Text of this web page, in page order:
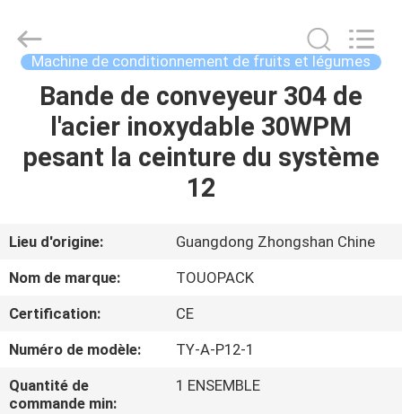
MAISON
PRODUITS
PROPOS
DE
NOUS
VISITE
D'USINE
EQUIPMENT
Machine de conditionnement de fruits et légumes
Bande de conveyeur 304 de
l'acier inoxydable 30WPM
pesant la ceinture du système
12
Lieu d'origine:
Guangdong Zhongshan Chine
Nom de marque:
TOUOPACK
Certification:
CE
Numéro de modèle:
TY-A-P12-1
Quantité de
commande min:
1 ENSEMBLE